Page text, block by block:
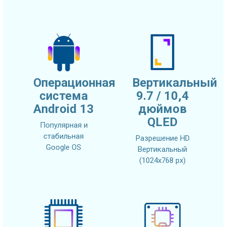
Операционная
система
Android 13
Популярная и
стабильная
Google OS
Вертикальный
9.7 / 10,4
дюймов
QLED
Разрешение HD
Вертикальный
(1024x768 px)